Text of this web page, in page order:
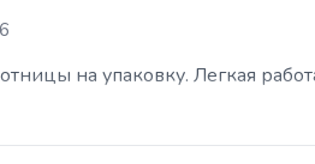
на упаковку. Легкая